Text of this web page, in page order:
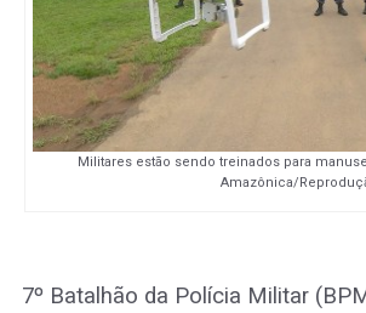
Militares estão sendo treinados para
Amazônica/
O 7º Batalhão da Polícia Militar